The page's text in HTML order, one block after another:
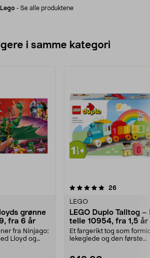
Lego- Se alle produktene
i samme kategori
grønne
fra 6 år
fra Ninjago:
Lloyd og
26
LEGO
LEGO Duplo Talltog
telle 10954, fra 1,5 år
Et fargerikt tog som
lekeglede og den første
4.5 av 5 stjerner